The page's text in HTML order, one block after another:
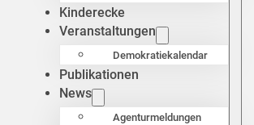
Kinderecke
Veranstaltungen
Demokratiekalendar
Publikationen
News
Agenturmeldungen